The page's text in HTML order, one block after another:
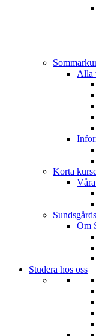
Alla
Korta
Om
Studera hos oss